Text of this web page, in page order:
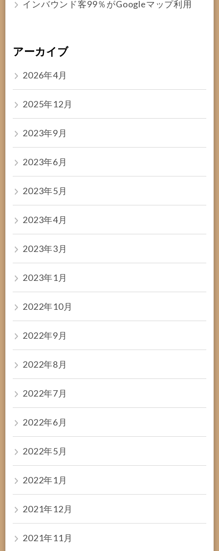
インバウンド客99％がGoogleマップ利用
アーカイブ
2026年4月
2025年12月
2023年9月
2023年6月
2023年5月
2023年4月
2023年3月
2023年1月
2022年10月
2022年9月
2022年8月
2022年7月
2022年6月
2022年5月
2022年1月
2021年12月
2021年11月